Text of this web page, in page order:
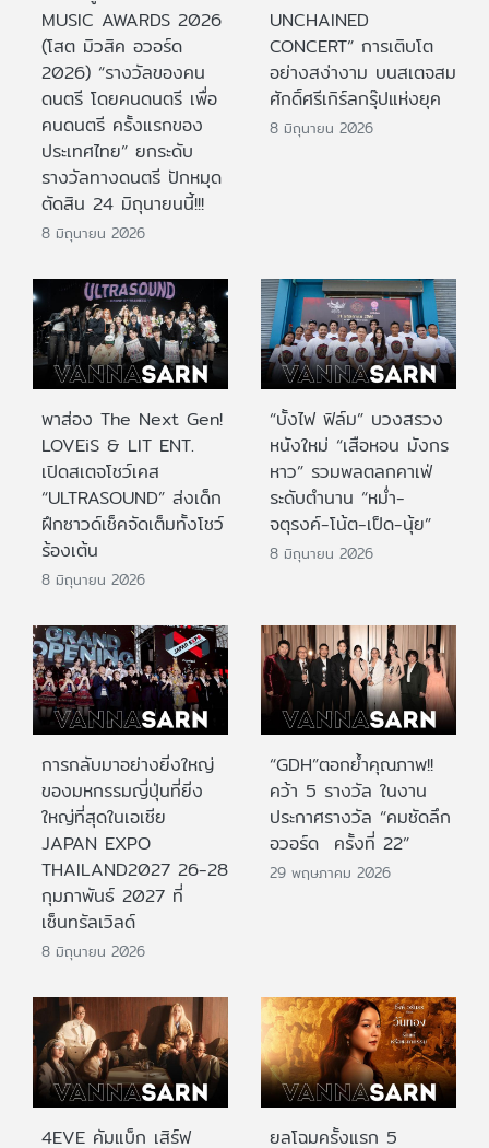
MUSIC AWARDS 2026
(โสต มิวสิค อวอร์ด
2026) “รางวัลของคน
ดนตรี โดยคนดนตรี เพื่อ
คนดนตรี ครั้งแรกของ
ประเทศไทย” ยกระดับ
รางวัลทางดนตรี ปักหมุด
ตัดสิน 24 มิถุนายนนี้!!!
8 มิถุนายน 2026
UNCHAINED
CONCERT” การเติบโต
อย่างสง่างาม บนสเตจสม
ศักดิ์ศรีเกิร์ลกรุ๊ปแห่งยุค
8 มิถุนายน 2026
พาส่อง The Next Gen!
LOVEiS & LIT ENT.
เปิดสเตจโชว์เคส
“ULTRASOUND” ส่งเด็ก
ฝึกซาวด์เช็คจัดเต็มทั้งโชว์
ร้องเต้น
8 มิถุนายน 2026
“บั้งไฟ ฟิล์ม” บวงสรวง
หนังใหม่ “เสือหอน มังกร
หาว” รวมพลตลกคาเฟ่
ระดับตำนาน “หม่ำ-
จตุรงค์-โน้ต-เป็ด-นุ้ย”
8 มิถุนายน 2026
การกลับมาอย่างยิ่งใหญ่
ของมหกรรมญี่ปุ่นที่ยิ่ง
ใหญ่ที่สุดในเอเชีย
JAPAN EXPO
THAILAND2027 26-28
กุมภาพันธ์ 2027 ที่
เซ็นทรัลเวิลด์
8 มิถุนายน 2026
“GDH”ตอกย้ำคุณภาพ!!
คว้า 5 รางวัล ในงาน
ประกาศรางวัล “คมชัดลึก
อวอร์ด ครั้งที่ 22”
29 พฤษภาคม 2026
4EVE คัมแบ็ก เสิร์ฟ ยลโฉมครั้งแรก 5